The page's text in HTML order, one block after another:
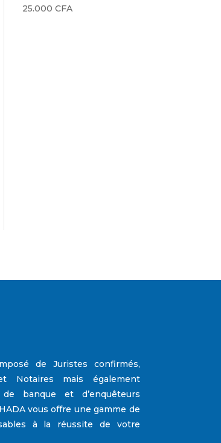
25.000CFA
de Juristes confirmés,
Notaires mais également
de banque et d’enquêteurs
vous offre une gamme de
à la réussite de votre